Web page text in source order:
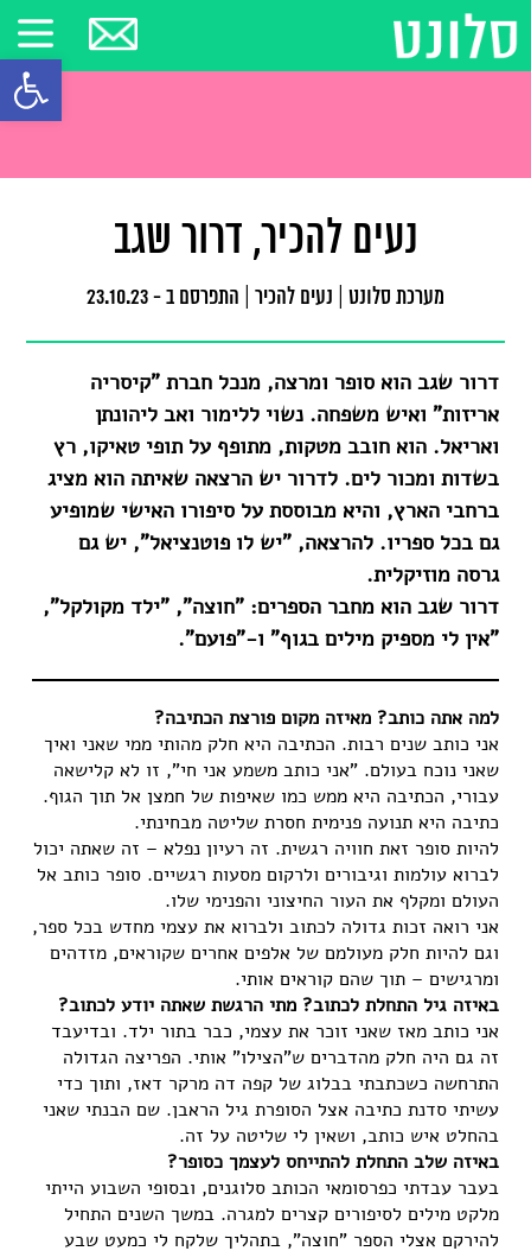
פתח
נעים להכיר, דרור שגב
מערכת סלונט נעים להכיר התפרסם ב - 23.10.23
דרור שגב הוא סופר ומרצה, מנכל חברת "קיסריה
אריזות" ואיש משפחה. נשוי ללימור ואב ליהונתן
ואריאל. הוא חובב מטקות, מתופף על תופי טאיקו, רץ
בשדות ומכור לים. לדרור יש הרצאה שאיתה הוא מציג
ברחבי הארץ, והיא מבוססת על סיפורו האישי שמופיע
גם בכל ספריו. להרצאה, "יש לו פוטנציאל", יש גם
גרסה מוזיקלית.
דרור שגב הוא מחבר הספרים: "חוצה", "ילד מקולקל",
"אין לי מספיק מילים בגוף" ו-"פועם".
למה אתה כותב? מאיזה מקום פורצת הכתיבה?
אני כותב שנים רבות. הכתיבה היא חלק מהותי ממי שאני ואיך
שאני נוכח בעולם. "אני כותב משמע אני חי", זו לא קלישאה
עבורי, הכתיבה היא ממש כמו שאיפות של חמצן אל תוך הגוף.
כתיבה היא תנועה פנימית חסרת שליטה מבחינתי.
להיות סופר זאת חוויה רגשית. זה רעיון נפלא – זה שאתה יכול
לברוא עולמות וגיבורים ולרקום מסעות רגשיים. סופר כותב אל
העולם ומקלף את העור החיצוני והפנימי שלו.
אני רואה זכות גדולה לכתוב ולברוא את עצמי מחדש בכל ספר,
וגם להיות חלק מעולמם של אלפים אחרים שקוראים, מזדהים
ומרגישים – תוך שהם קוראים אותי.
באיזה גיל התחלת לכתוב? מתי הרגשת שאתה יודע לכתוב?
אני כותב מאז שאני זוכר את עצמי, כבר בתור ילד. ובדיעבד
זה גם היה חלק מהדברים ש"הצילו" אותי. הפריצה הגדולה
התרחשה כשכתבתי בבלוג של קפה דה מרקר דאז, ותוך כדי
עשיתי סדנת כתיבה אצל הסופרת גיל הראבן. שם הבנתי שאני
בהחלט איש כותב, ושאין לי שליטה על זה.
באיזה שלב התחלת להתייחס לעצמך כסופר?
בעבר עבדתי כפרסומאי הכותב סלוגנים, ובסופי השבוע הייתי
מלקט מילים לסיפורים קצרים למגרה. במשך השנים התחיל
להירקם אצלי הספר "חוצה", בתהליך שלקח לי כמעט שבע